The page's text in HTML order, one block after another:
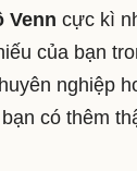
Venn cực kì
của bạn
nghiệp
có thêm